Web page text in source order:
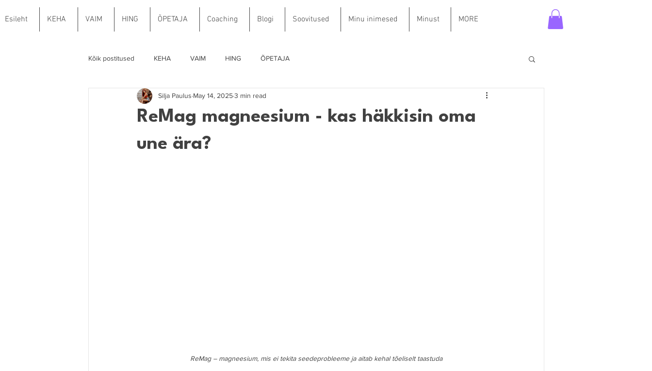
Esileht KEHA VAIM HING ÕPETAJA Coaching Blogi Soovitused Minu inimesed Minust MORE
Kõik postitused KEHA VAIM HING ÕPETAJA
ReMag magneesium - kas häkkisin oma
une ära?
Silja Paulus May 14, 20253 min read
ReMag – magneesium, mis ei tekita seedeprobleeme ja aitab kehal tõeliselt taastuda